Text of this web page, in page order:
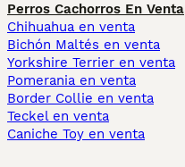
Perros Cachorros En Venta
Chihuahua en venta
Bichón Maltés en venta
Yorkshire Terrier en venta
Pomerania en venta
Border Collie en venta
Teckel en venta
Caniche Toy en venta